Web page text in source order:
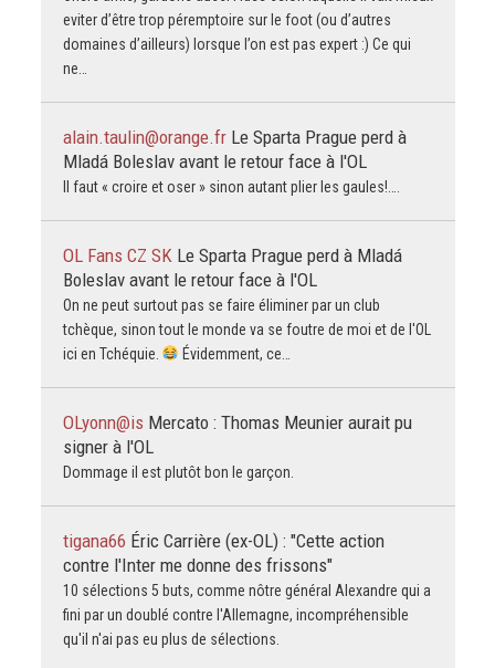
eviter d’être trop péremptoire sur le foot (ou d’autres
domaines d’ailleurs) lorsque l’on est pas expert :) Ce qui
ne…
alain.taulin@orange.fr Le Sparta Prague perd à
Mladá Boleslav avant le retour face à l'OL
Il faut « croire et oser » sinon autant plier les gaules!….
OL Fans CZ SK Le Sparta Prague perd à Mladá
Boleslav avant le retour face à l'OL
On ne peut surtout pas se faire éliminer par un club
tchèque, sinon tout le monde va se foutre de moi et de l'OL
ici en Tchéquie.
Évidemment, ce…
OLyonn@is Mercato : Thomas Meunier aurait pu
signer à l'OL
Dommage il est plutôt bon le garçon.
tigana66 Éric Carrière (ex-OL) : "Cette action
contre l'Inter me donne des frissons"
10 sélections 5 buts, comme nôtre général Alexandre qui a
fini par un doublé contre l'Allemagne, incompréhensible
qu'il n'ai pas eu plus de sélections.